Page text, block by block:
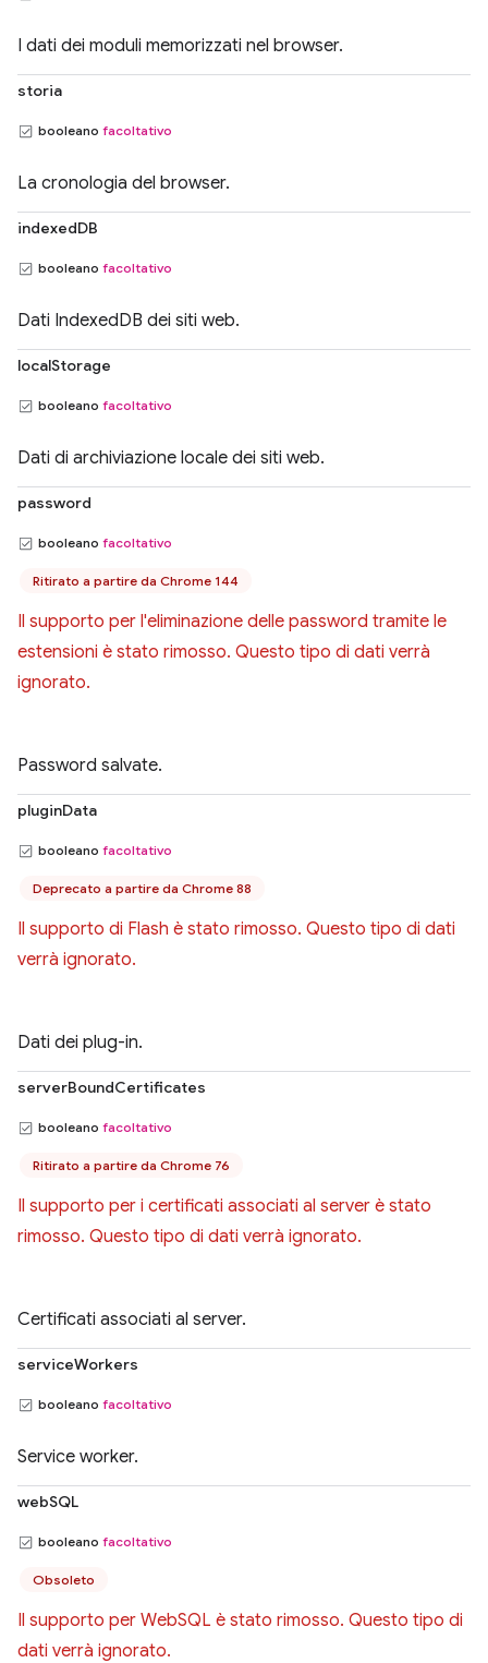
I dati dei moduli memorizzati nel browser.
storia
booleano facoltativo
La cronologia del browser.
indexedDB
booleano facoltativo
Dati IndexedDB dei siti web.
localStorage
booleano facoltativo
Dati di archiviazione locale dei siti web.
password
booleano facoltativo
Ritirato a partire da Chrome 144
Il supporto per l'eliminazione delle password tramite le
estensioni è stato rimosso. Questo tipo di dati verrà
ignorato.
Password salvate.
pluginData
booleano facoltativo
Deprecato a partire da Chrome 88
Il supporto di Flash è stato rimosso. Questo tipo di dati
verrà ignorato.
Dati dei plug-in.
serverBoundCertificates
booleano facoltativo
Ritirato a partire da Chrome 76
Il supporto per i certificati associati al server è stato
rimosso. Questo tipo di dati verrà ignorato.
Certificati associati al server.
serviceWorkers
booleano facoltativo
Service worker.
webSQL
booleano facoltativo
Obsoleto
Il supporto per WebSQL è stato rimosso. Questo tipo di
dati verrà ignorato.